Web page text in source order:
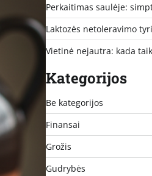
Perkaitimas saulėje:
Laktozės netoleravimo
Vietinė nejautra: kada
Kategorijos
Be kategorijos
Finansai
Grožis
Gudrybės